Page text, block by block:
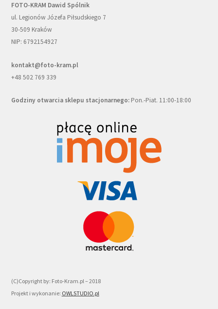
FOTO-KRAM Dawid Spólnik
ul. Legionów Józefa Piłsudskiego 7
30-509 Kraków
NIP: 6792154927
kontakt@foto-kram.pl
+48 502 769 339
Godziny otwarcia sklepu stacjonarnego:Pon.-Piat. 11:00-18:00
(C)Copyright by: Foto-Kram.pl – 2018
Projekt i wykonanie: OWLSTUDIO.pl